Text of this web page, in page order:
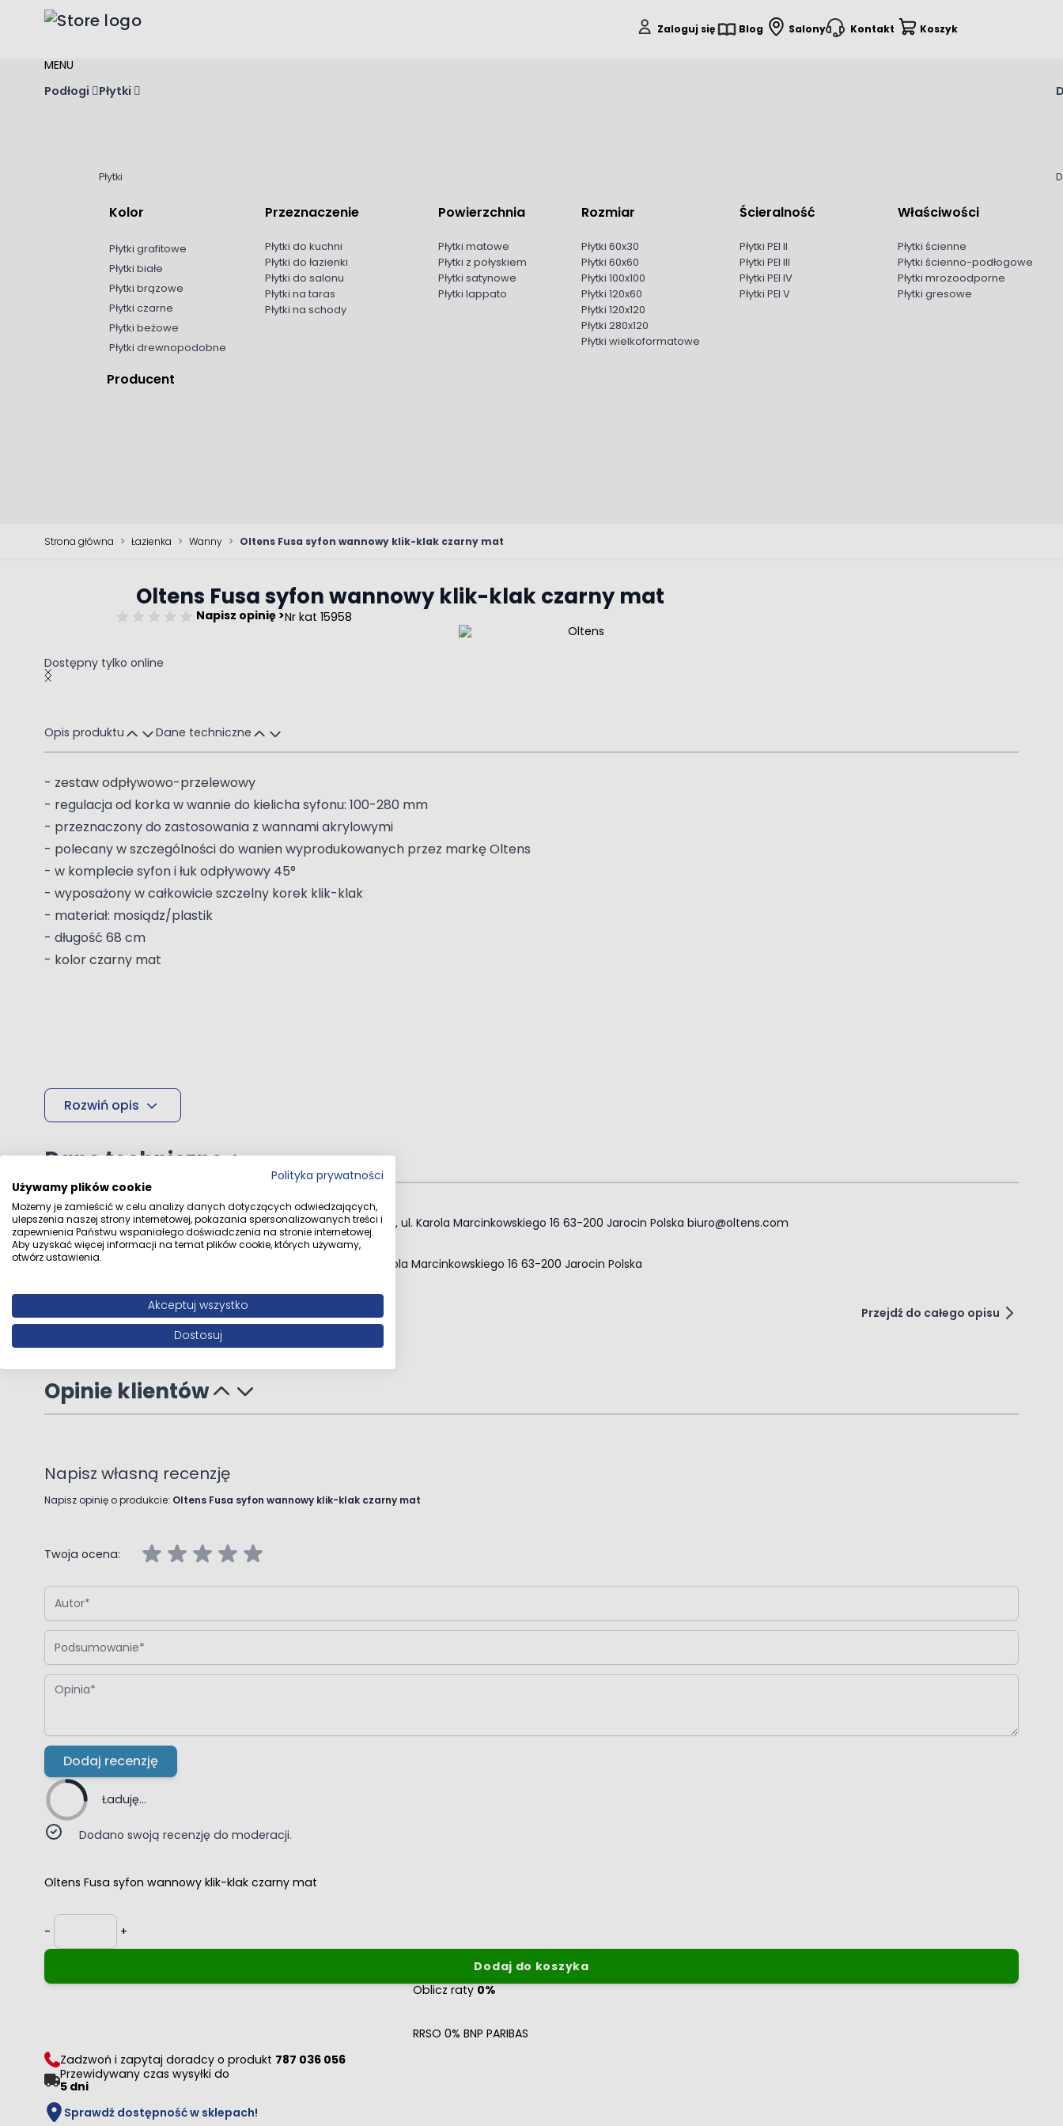
Przejdź do treści
Zaloguj się Blog Salony Kontakt Koszyk
MENU
Podłogi
Płytki
Płytki
Kolor
Płytki grafitowe
Płytki białe
Płytki brązowe
Płytki czarne
Płytki beżowe
Płytki drewnopodobne
Przeznaczenie
Płytki do kuchni
Płytki do łazienki
Płytki do salonu
Płytki na taras
Płytki na schody
Powierzchnia
Płytki matowe
Płytki z połyskiem
Płytki satynowe
Płytki lappato
Rozmiar
Płytki 60x30
Płytki 60x60
Płytki 100x100
Płytki 120x60
Płytki 120x120
Płytki 280x120
Płytki wielkoformatowe
Ścieralność
Płytki PEI II
Płytki PEI III
Płytki PEI IV
Płytki PEI V
Właściwości
Płytki ścienne
Płytki ścienno-podłogowe
Płytki mrozoodporne
Płytki gresowe
Producent
Strona główna > Łazienka > Wanny > Oltens Fusa syfon wannowy klik-klak czarny mat
Oltens Fusa syfon wannowy klik-klak czarny mat
Napisz opinię >Nr kat 15958
Dostępny tylko online
Main image
Click to view image in fullscreen
Opis produktu Dane techniczne
- zestaw odpływowo-przelewowy
- regulacja od korka w wannie do kielicha syfonu: 100-280 mm
- przeznaczony do zastosowania z wannami akrylowymi
- polecany w szczególności do wanien wyprodukowanych przez markę Oltens
- w komplecie syfon i łuk odpływowy 45°
- wyposażony w całkowicie szczelny korek klik-klak
- materiał: mosiądz/plastik
- długość 68 cm
- kolor czarny mat
Rozwiń opis
Dane techniczne
Dane producenta Oltens Oltens Sp. z o. o., ul. Karola Marcinkowskiego 16 63-200 Jarocin Polska biuro@oltens.com
Dane dystrybutora Oltens Sp. z o. o. ul. Karola Marcinkowskiego 16 63-200 Jarocin Polska
Przejdź do całego opisu
Opinie klientów
Napisz własną recenzję
Napisz opinię o produkcie: Oltens Fusa syfon wannowy klik-klak czarny mat
Twoja ocena:
Autor
Podsumowanie
Opinia
Dodaj recenzję
Ładuję...
Dodano swoją recenzję do moderacji.
Oltens Fusa syfon wannowy klik-klak czarny mat
-
Ilość
+
Dodaj do koszyka
Oblicz raty0%
RRSO 0% BNP PARIBAS
Zadzwoń i zapytaj doradcy o produkt 787 036 056
Przewidywany czas wysyłki do
5 dni
Sprawdź dostępność w sklepach!
Polityka prywatności
Używamy plików cookie
Możemy je zamieścić w celu analizy danych dotyczących odwiedzających,
ulepszenia naszej strony internetowej, pokazania spersonalizowanych treści i
zapewnienia Państwu wspaniałego doświadczenia na stronie internetowej.
Aby uzyskać więcej informacji na temat plików cookie, których używamy,
otwórz ustawienia.
Akceptuj wszystko
Dostosuj